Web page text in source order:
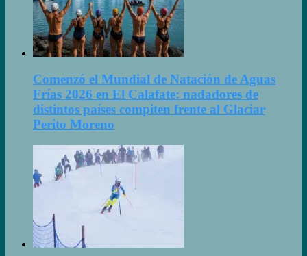
Comenzó el Mundial de Natación de Aguas
Frías 2026 en El Calafate: nadadores de
distintos países compiten frente al Glaciar
Perito Moreno